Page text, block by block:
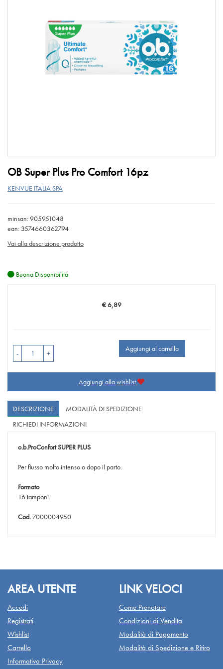
OB Super Plus Pro Comfort 16pz
KENVUE ITALIA SPA
minsan: 905951048
ean: 3574660362794
Vai alla descrizione prodotto
Buona Disponibilità
Prezzo
€ 6,89
- +
Aggiungi al carrello
Aggiungi alla wishlist
DESCRIZIONE
MODALITÀ DI SPEDIZIONE
RICHIEDI INFORMAZIONI
o.b.ProConfortSUPER PLUS
Per flusso molto intenso o dopo il parto.
Formato
16 tamponi.
Cod. 7000004950
AREA UTENTE
Accedi
Registrati
Wishlist
Carrello
Informativa Privacy
LINK VELOCI
Come Prenotare
Condizioni di Vendita
Modalità di Pagamento
Modalità di Spedizione e Ritiro